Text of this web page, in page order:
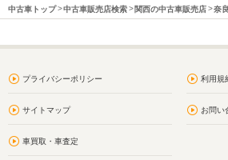
中古車トップ 中古車販売店検索 関西の中古車販売店 奈
プライバシーポリシー 利用規
サイトマップ お問い
車買取・車査定